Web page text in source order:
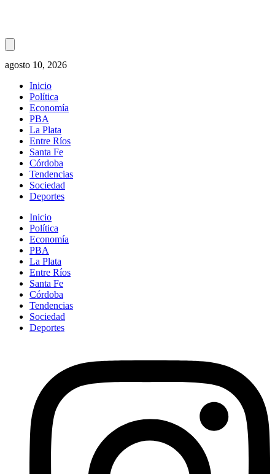
agosto 10, 2026
Inicio
Política
Economía
PBA
La Plata
Entre Ríos
Santa Fe
Córdoba
Tendencias
Sociedad
Deportes
Inicio
Política
Economía
PBA
La Plata
Entre Ríos
Santa Fe
Córdoba
Tendencias
Sociedad
Deportes